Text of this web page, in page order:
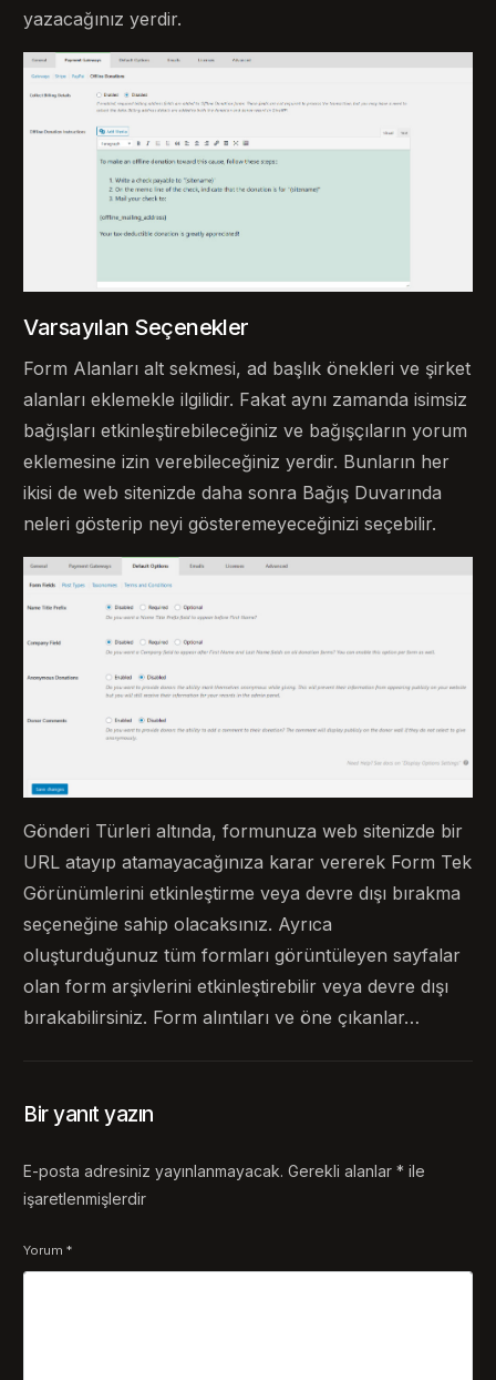
yazacağınız yerdir.
Varsayılan Seçenekler
Form Alanları alt sekmesi, ad başlık önekleri ve şirket
alanları eklemekle ilgilidir. Fakat aynı zamanda isimsiz
bağışları etkinleştirebileceğiniz ve bağışçıların yorum
eklemesine izin verebileceğiniz yerdir. Bunların her
ikisi de web sitenizde daha sonra Bağış Duvarında
neleri gösterip neyi gösteremeyeceğinizi seçebilir.
Gönderi Türleri altında, formunuza web sitenizde bir
URL atayıp atamayacağınıza karar vererek Form Tek
Görünümlerini etkinleştirme veya devre dışı bırakma
seçeneğine sahip olacaksınız. Ayrıca
oluşturduğunuz tüm formları görüntüleyen sayfalar
olan form arşivlerini etkinleştirebilir veya devre dışı
bırakabilirsiniz. Form alıntıları ve öne çıkanlar…
Bir yanıt yazın
E-posta adresiniz yayınlanmayacak. Gerekli alanlar* ile
işaretlenmişlerdir
Yorum*